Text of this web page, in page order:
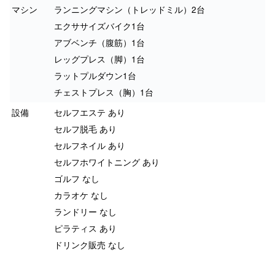
マシン
ランニングマシン（トレッドミル）2台
エクササイズバイク1台
アブベンチ（腹筋）1台
レッグプレス（脚）1台
ラットプルダウン1台
チェストプレス（胸）1台
設備
セルフエステ あり
セルフ脱毛 あり
セルフネイル あり
セルフホワイトニング あり
ゴルフ なし
カラオケ なし
ランドリー なし
ピラティス あり
ドリンク販売 なし